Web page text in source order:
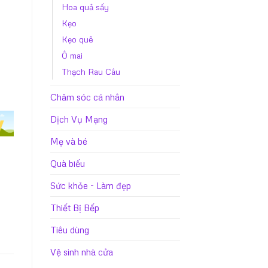
Hoa quả sấy
Kẹo
Kẹo quê
Ô mai
Thạch Rau Câu
Chăm sóc cá nhân
Dịch Vụ Mạng
Mẹ và bé
Quà biếu
Sức khỏe - Làm đẹp
Thiết Bị Bếp
Tiêu dùng
Vệ sinh nhà cửa